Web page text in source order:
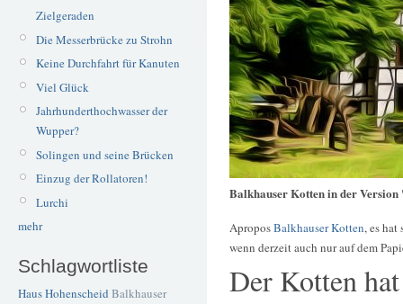
Zielgeraden
Die Messerbrücke zu Strohn
Keine Durchfahrt für Kanuten
Viel Glück
Jahrhunderthochwasser der
Wupper?
Solingen und seine Brücken
Einzug der Rollatoren!
Lurchi
mehr
Schlagwortliste
Haus Hohenscheid Balkhauser
Balkhauser Kotten in der
AproposBalkhauser Kotten, es hat
wenn derzeit auch nur auf dem
Der Kotten